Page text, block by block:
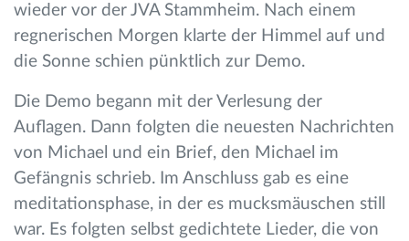
wieder vor der JVA Stammheim. Nach einem
regnerischen Morgen klarte der Himmel auf und
die Sonne schien pünktlich zur Demo.
Die Demo begann mit der Verlesung der
Auflagen. Dann folgten die neuesten Nachrichten
von Michael und ein Brief, den Michael im
Gefängnis schrieb. Im Anschluss gab es eine
meditationsphase, in der es mucksmäuschen still
war. Es folgten selbst gedichtete Lieder, die von